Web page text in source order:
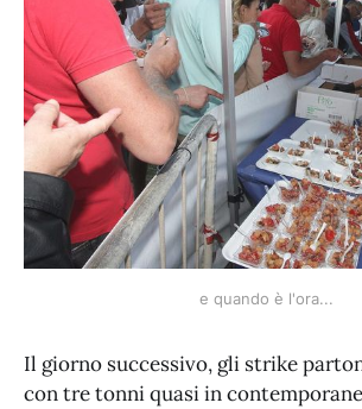
e quando è l'ora...
Il giorno successivo, gli strike
con tre tonni quasi in